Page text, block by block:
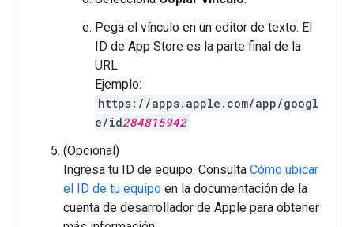
Pega el vínculo en un editor de texto. El
ID de App Store es la parte final de la
URL.
Ejemplo:
https://apps.apple.com/app/googl
e/id284815942
(Opcional)
Ingresa tu ID de equipo. Consulta Cómo ubicar
el ID de tu equipo en la documentación de la
cuenta de desarrollador de Apple para obtener